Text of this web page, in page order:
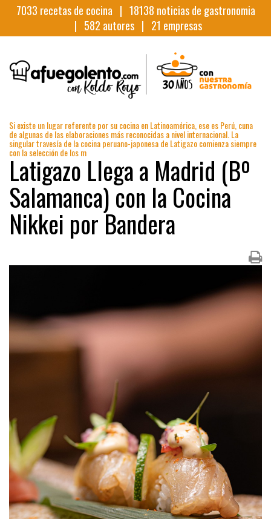
7033 recetas de cocina | 18138 noticias de gastronomia
| 582 autores | 21 empresas
Si existe un lugar referente por su cocina en Latinoamérica, ese es Perú, cuna
de algunas de las elaboraciones más reconocidas a nivel internacional. La
singular travesía de la cocina peruano-japonesa de Latigazo comienza siempre
con la selección de los m
Latigazo Llega a Madrid (Bº
Salamanca) con la Cocina
Nikkei por Bandera